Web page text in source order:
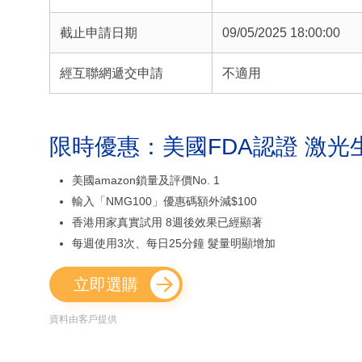
截止申請日期 09/05/2025 18:00:00
經互聯網遞交申請 不適用
限時優惠：美國FDA認證 激光
美國amazon鎖量及評價No. 1
輸入「NMG100」優惠碼額外減$100
香港用家真實試用 8週後效果已經顯著
每週使用3次、每日25分鐘 髮量明顯增加
立即選購
資料由客戶提供